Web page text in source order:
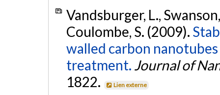
Vandsburger, L.,
Coulombe, S. (2009).
walled carbon
treatment. Journal of
1822.
Lien externe